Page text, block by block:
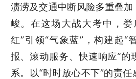
渍涝及交通中断风险多重叠
峻。在这场大战大考中， 娄
红”引领“气象蓝”，构建起“
报、滚动服务、快速响应”的
系。以“时时放心不下”的责